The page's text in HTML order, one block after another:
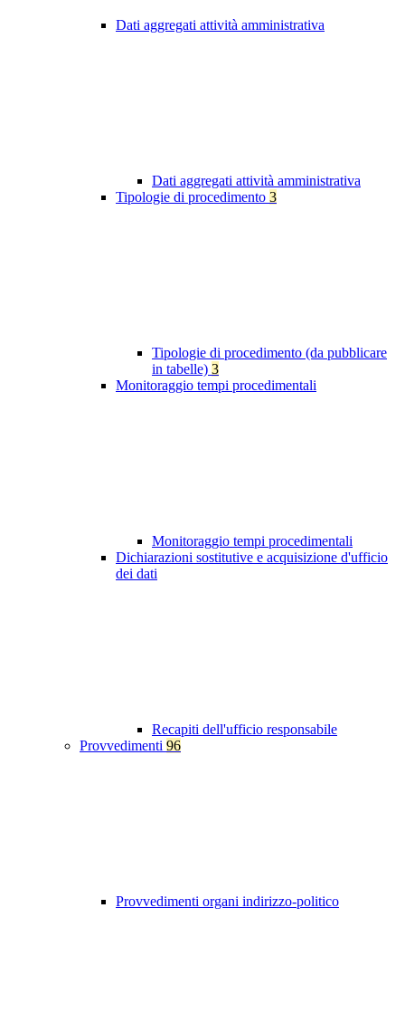
Dati aggregati attività amministrativa
Dati aggregati attività amministrativa
Tipologie di procedimento 3
Tipologie di procedimento (da pubblicare
in tabelle) 3
Monitoraggio tempi procedimentali
Monitoraggio tempi procedimentali
Dichiarazioni sostitutive e acquisizione d'ufficio
dei dati
Recapiti dell'ufficio responsabile
Provvedimenti 96
Provvedimenti organi indirizzo-politico